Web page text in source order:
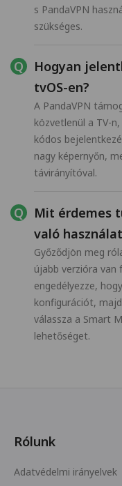
s PandaVPN
szükséges.
Hogyan
tvOS-en?
A PandaVPN
közvetlenül a TV-
kódos
nagy képernyőn,
távirányítóval.
Mit érdemes
való
Győződjön meg
újabb verzióra van
engedélyezze,
konfigurációt,
válassza a Smart
lehetőséget.
Rólunk
Adatvédelmi irányelvek